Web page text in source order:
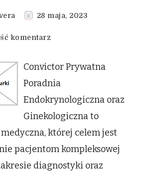
28 maja, 2023
komentarz
chirurg
naczyniowy
Convictor Prywatna
Poradnia
Endokrynologiczna oraz
Ginekologiczna to
której celem jest
pacjentom kompleksowej
diagnostyki oraz